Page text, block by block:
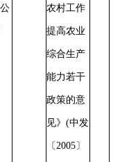
农村工作
提高农业
综合生产
能力若干
政策的意
见》 (中发
〔2005〕